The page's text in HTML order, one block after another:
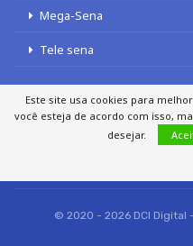
Mega-Sena
Tele sena
SOBRE NÓS AUTORES
© 2020 - 2026 DCI Digital
Este site usa cookies para
você esteja de acordo com isso,
desejar.